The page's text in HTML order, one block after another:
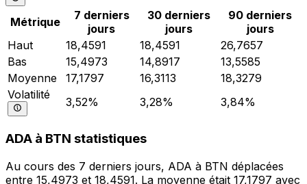
Métrique
7 derniers
jours
30 derniers
jours
90 derniers
jours
Haut
18,4591 18,4591
26,7657
Bas
15,4973 14,8917
13,5585
Moyenne
17,1797 16,3113
18,3279
Volatilité
3,52% 3,28% 3,84%
ADA à BTN statistiques
Au cours des 7 derniers jours, ADA à BTN déplacées
entre 15,4973 et 18,4591. La moyenne était 17,1797 avec